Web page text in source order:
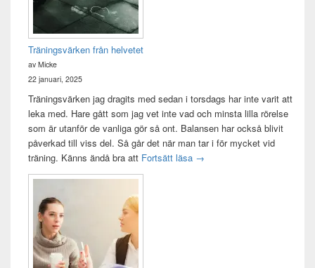
Träningsvärken från helvetet
av Micke
22 januari, 2025
Träningsvärken jag dragits med sedan i torsdags har inte varit att
leka med. Hare gått som jag vet inte vad och minsta lilla rörelse
som är utanför de vanliga gör så ont. Balansen har också blivit
påverkad till viss del. Så går det när man tar i för mycket vid
träning. Känns ändå bra att Fortsätt läsa Träningsvärken från helvetet
→